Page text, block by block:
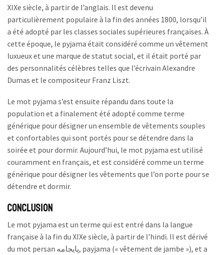
XIXe siècle, à partir de l’anglais. Il est devenu
particulièrement populaire à la fin des années 1800, lorsqu’il
a été adopté par les classes sociales supérieures françaises. À
cette époque, le pyjama était considéré comme un vêtement
luxueux et une marque de statut social, et il était porté par
des personnalités célèbres telles que l’écrivain Alexandre
Dumas et le compositeur Franz Liszt.
Le mot pyjama s’est ensuite répandu dans toute la
population et a finalement été adopté comme terme
générique pour désigner un ensemble de vêtements souples
et confortables qui sont portés pour se détendre dans la
soirée et pour dormir. Aujourd’hui, le mot pyjama est utilisé
couramment en français, et est considéré comme un terme
générique pour désigner les vêtements que l’on porte pour se
détendre et dormir.
Conclusion
Le mot pyjama est un terme qui est entré dans la langue
française à la fin du XIXe siècle, à partir de l’hindi. Il est dérivé
du mot persan پايجامه, payjama (« vêtement de jambe »), et a